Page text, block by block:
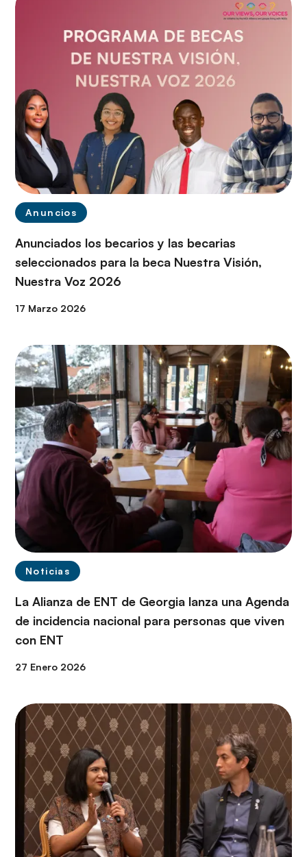
Anuncios
Anunciados los becarios y las becarias
seleccionados para la beca Nuestra Visión,
Nuestra Voz 2026
17 Marzo 2026
Noticias
La Alianza de ENT de Georgia lanza una Agenda
de incidencia nacional para personas que viven
con ENT
27 Enero 2026